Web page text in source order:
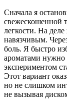
Сначала я
свежескошенной
легкости. На
навязчивым.
боль. Я быстро
ароматами
экспериментом
Этот вариант
но не слишком
не вызывая